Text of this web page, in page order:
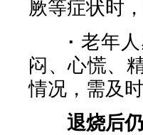
厥等症状时
· 老年
闷、心慌、
情况，需及时
退烧后